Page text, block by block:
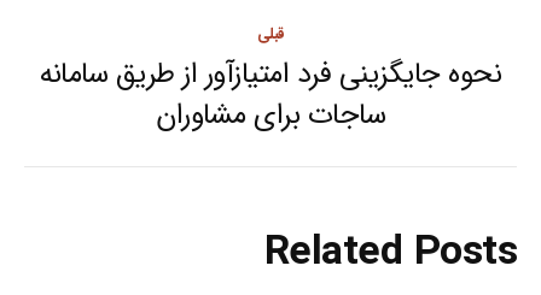
قبلی
Previous
post:
نحوه جایگزینی فرد امتیازآور از طریق سامانه
ساجات برای مشاوران
Related Posts